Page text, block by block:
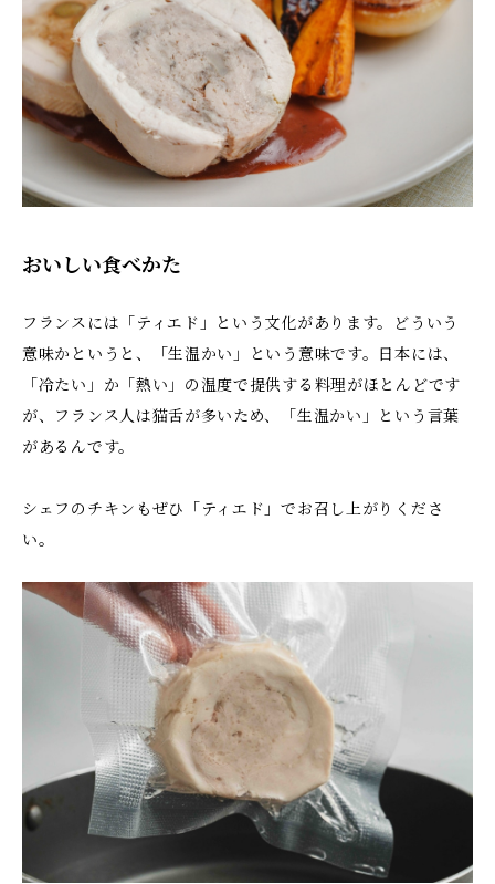
おいしい食べかた
フランスには「ティエド」という文化があります。どういう
意味かというと、「生温かい」という意味です。日本には、
「冷たい」か「熱い」の温度で提供する料理がほとんどです
が、フランス人は猫舌が多いため、「生温かい」という言葉
があるんです。
シェフのチキンもぜひ「ティエド」でお召し上がりくださ
い。